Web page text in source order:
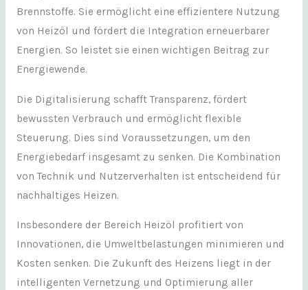
Brennstoffe. Sie ermöglicht eine effizientere Nutzung
von Heizöl und fördert die Integration erneuerbarer
Energien. So leistet sie einen wichtigen Beitrag zur
Energiewende.
Die Digitalisierung schafft Transparenz, fördert
bewussten Verbrauch und ermöglicht flexible
Steuerung. Dies sind Voraussetzungen, um den
Energiebedarf insgesamt zu senken. Die Kombination
von Technik und Nutzerverhalten ist entscheidend für
nachhaltiges Heizen.
Insbesondere der Bereich Heizöl profitiert von
Innovationen, die Umweltbelastungen minimieren und
Kosten senken. Die Zukunft des Heizens liegt in der
intelligenten Vernetzung und Optimierung aller